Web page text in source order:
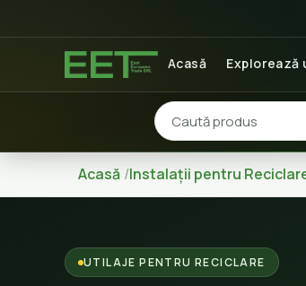
Acasă Explorează
Acasă Instalații pentru
UTILAJE PENTRU RECICLARE